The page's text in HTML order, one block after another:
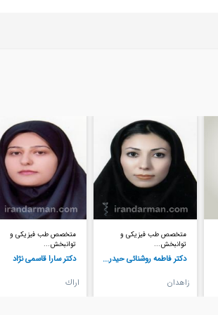
متخصص طب فیزیکی و
توانبخش...
دکتر سارا قاسمی نژاد
اراك
متخصص طب فیزیکی و
توانبخش...
دکتر آرزو آذرخش
شهركرد